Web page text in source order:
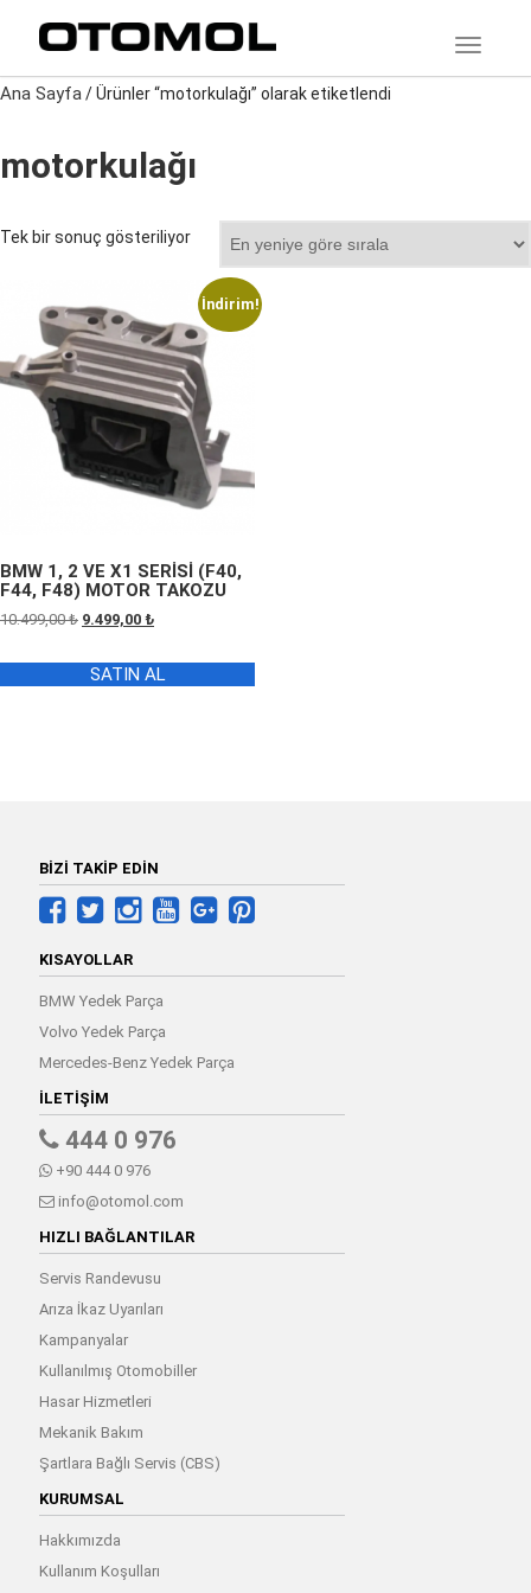
Ana Sayfa/ Ürünler “motorkulağı” olarak etiketlendi
motorkulağı
Tek bir sonuç gösteriliyor
İndirim!
BMW 1, 2 VE X1 SERİSİ (F40,
F44, F48) MOTOR TAKOZU
10.499,00₺ Orijinal
10.499,00 ₺.
9.499,00 ₺Şu
fiyat:
9.499,00 ₺.
SATIN AL
BİZİ TAKİP EDİN
KISAYOLLAR
BMW Yedek Parça
Volvo Yedek Parça
Mercedes-Benz Yedek Parça
İLETIŞIM
444 0 976
+90 444 0 976
info@otomol.com
HIZLI BAĞLANTILAR
Servis Randevusu
Arıza İkaz Uyarıları
Kampanyalar
Kullanılmış Otomobiller
Hasar Hizmetleri
Mekanik Bakım
Şartlara Bağlı Servis (CBS)
KURUMSAL
Hakkımızda
Kullanım Koşulları